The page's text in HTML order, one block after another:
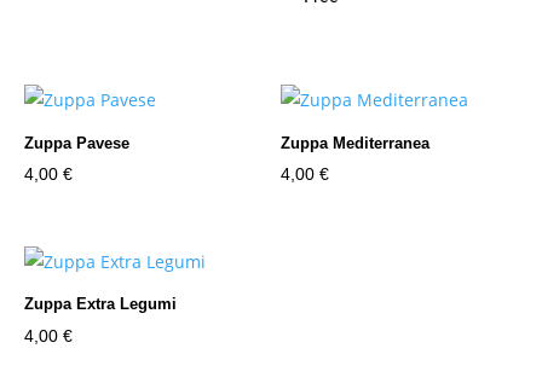
Zuppa Pavese
4,00 €
Zuppa Mediterranea
4,00€
Zuppa Extra Legumi
4,00 €